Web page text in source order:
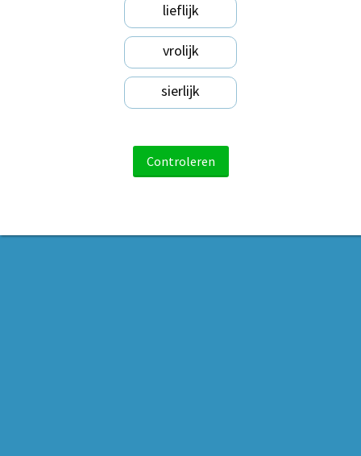
lieflijk
vrolijk
sierlijk